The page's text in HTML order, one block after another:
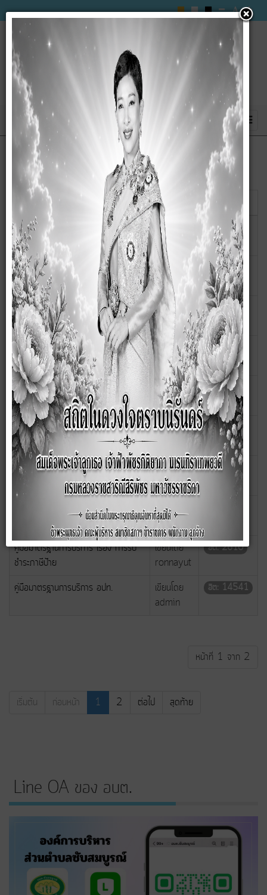
แสดง
ชื่อ
ผู้เขียน
ฮิต
คู่มือมาตรฐานการบริการ เรื่อง การลง
ทะเบียนและยื่นขอรับเบี้ยความพิการ
เขียนโดย
กนกวรรณ
ฮิต: 2583
คู่มือมาตรฐานการบริการ เรื่อง การลง
ทะเบียนเบี้ยยังชีพผู้สูงอายุ
เขียนโดย
กนกวรรณ
ฮิต: 2344
คู่มือมาตรฐานการบริการ เรื่อง การรับ
เรื่องราวร้องทุกข์
เขียนโดย
กนกวรรณ
ฮิต: 2430
คู่มือมาตรฐานการบริการ เรื่อง การช่วย
เหลือสาธารณภัย
เขียนโดย
กนกวรรณ
ฮิต: 2275
คู่มือมาตรฐานการบริการ เรื่อง การขอ
อนุญาตประกอบการกิจการที่เป็นอันตราย
เขียนโดย
กนกวรรณ
ฮิต: 2221
คู่มือมาตรฐานการบริการ เรื่อง การ
ขอรับการสงเคราะห์ผู้ป่วยเอดส์
เขียนโดย
กนกวรรณ
ฮิต: 2218
คู่มือมาตรฐานการบริการ เรื่อง การรับ
ชำระภาษีที่ดินและสิ่งปลูกสร้าง
เขียนโดย
ronnayut
ฮิต: 2875
คู่มือมาตรฐานการบริการ เรื่อง การจด
ทะเบียนพาณิชย์
เขียนโดย
ronnayut
คู่มือมาตรฐานการบริการ เรื่อง การรับ
ชำระภาษีป้าย
เขียนโดย
ronnayut
ฮิต: 2610
คู่มือมาตรฐานการบริการ อปท.
เขียนโดย
admin
ฮิต: 14541
หน้าที่ 1 จาก 2
เริ่มต้น ก่อนหน้า 1 2 ต่อไป สุดท้าย
Line OA ของ อบต.